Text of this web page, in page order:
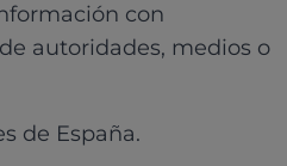
con
autoridades, medios o
de España.